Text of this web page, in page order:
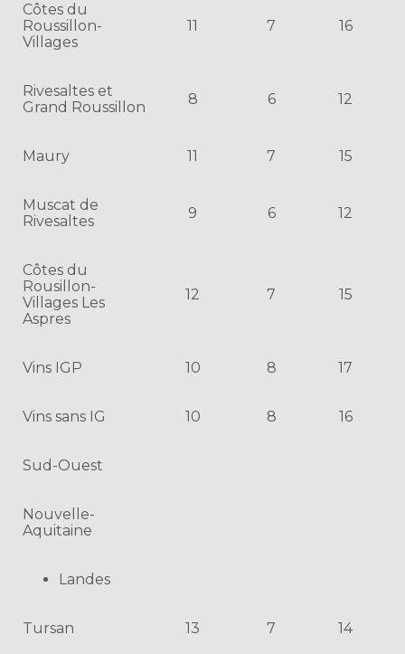
Côtes du
Roussillon-
Villages
11 7 16
Rivesaltes et
Grand Roussillon
8 6 12
Maury 11 7 15
Muscat de
Rivesaltes
9 6 12
Côtes du
Rousillon-
Villages Les
Aspres
12 7 15
Vins IGP 10 8 17
Vins sans IG 10 8 16
Sud-Ouest
Nouvelle-
Aquitaine
Landes
Tursan 13 7 14